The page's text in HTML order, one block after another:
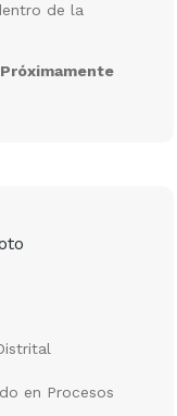
de la
Próximamente
en Procesos